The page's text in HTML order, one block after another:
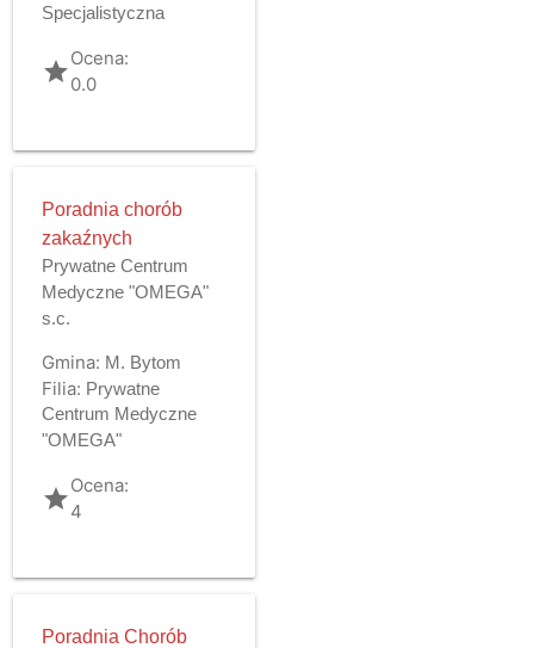
Specjalistyczna
gradeOcena:
0.0
Poradnia chorób
zakaźnych
Prywatne Centrum
Medyczne "OMEGA"
s.c.
Gmina: M. Bytom
Filia: Prywatne
Centrum Medyczne
"OMEGA"
gradeOcena:
4
Poradnia Chorób